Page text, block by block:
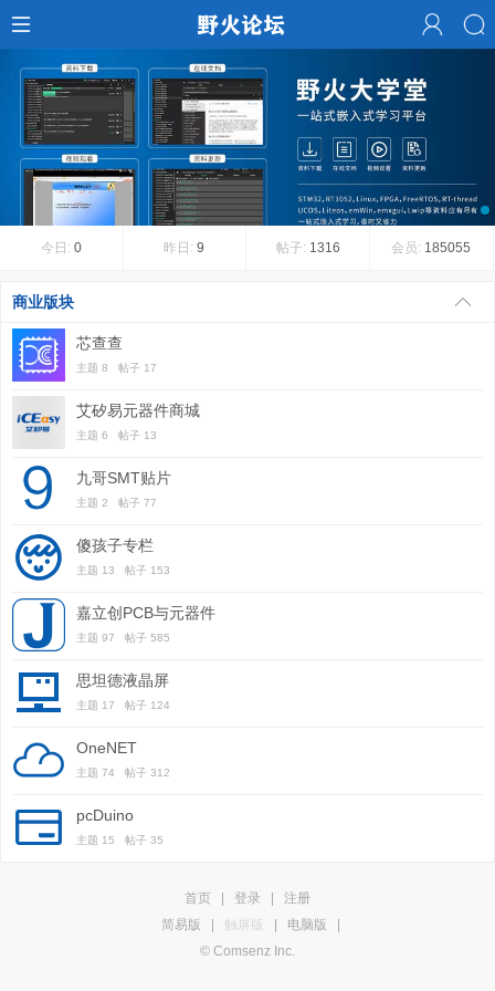
今日: 0 昨日:9 帖子: 1316 会员: 185055
商业版块
芯查查
主题 8 帖子 17
艾矽易元器件商城
主题 6 帖子 13
九哥SMT贴片
主题 2 帖子 77
傻孩子专栏
主题 13 帖子 153
嘉立创PCB与元器件
主题 97 帖子 585
思坦德液晶屏
主题 17 帖子 124
OneNET
主题 74 帖子 312
pcDuino
主题 15 帖子 35
首页 登录
注册
简易版
触屏版 电脑版
© Comsenz Inc.